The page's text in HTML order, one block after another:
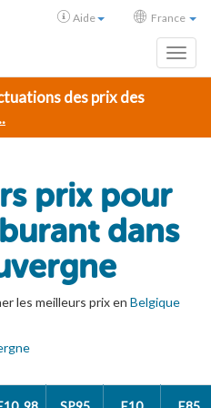
Aide France
des prix des
prix pour
dans
les meilleurs prix en Belgique